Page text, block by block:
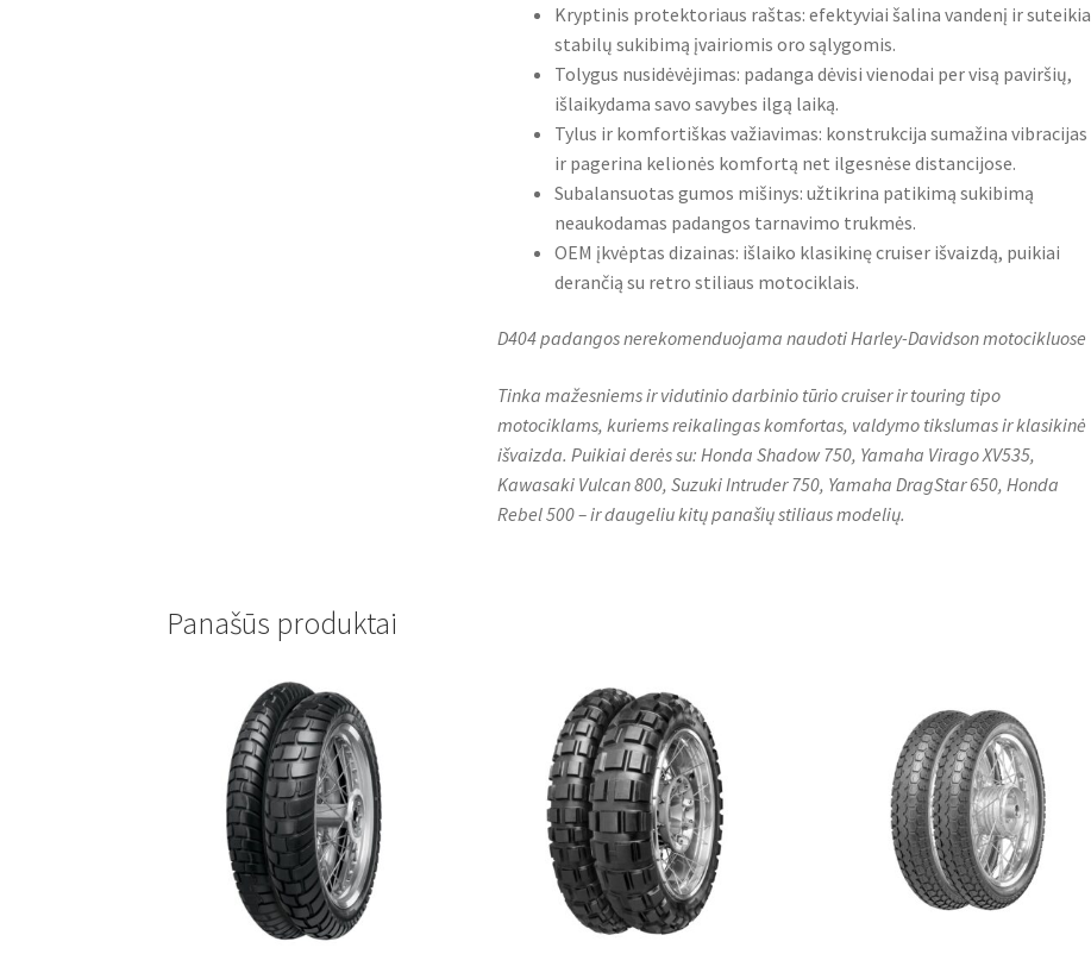
Kryptinis protektoriaus raštas: efektyviai šalina vandenį ir suteikia
stabilų sukibimą įvairiomis oro sąlygomis.
Tolygus nusidėvėjimas: padanga dėvisi vienodai per visą paviršių,
išlaikydama savo savybes ilgą laiką.
Tylus ir komfortiškas važiavimas: konstrukcija sumažina vibracijas
ir pagerina kelionės komfortą net ilgesnėse distancijose.
Subalansuotas gumos mišinys: užtikrina patikimą sukibimą
neaukodamas padangos tarnavimo trukmės.
OEM įkvėptas dizainas: išlaiko klasikinę cruiser išvaizdą, puikiai
derančią su retro stiliaus motociklais.
D404 padangos nerekomenduojama naudoti Harley-Davidson motocikluose
Tinka mažesniems ir vidutinio darbinio tūrio cruiser ir touring tipo
motociklams, kuriems reikalingas komfortas, valdymo tikslumas ir klasikinė
išvaizda. Puikiai derės su: Honda Shadow 750, Yamaha Virago XV535,
Kawasaki Vulcan 800, Suzuki Intruder 750, Yamaha DragStar 650, Honda
Rebel 500 – ir daugeliu kitų panašių stiliaus modelių.
Panašūs produktai